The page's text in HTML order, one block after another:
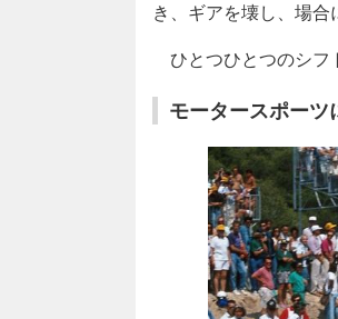
き、ギアを壊し、場合
ひとつひとつのシフ
モータースポーツ